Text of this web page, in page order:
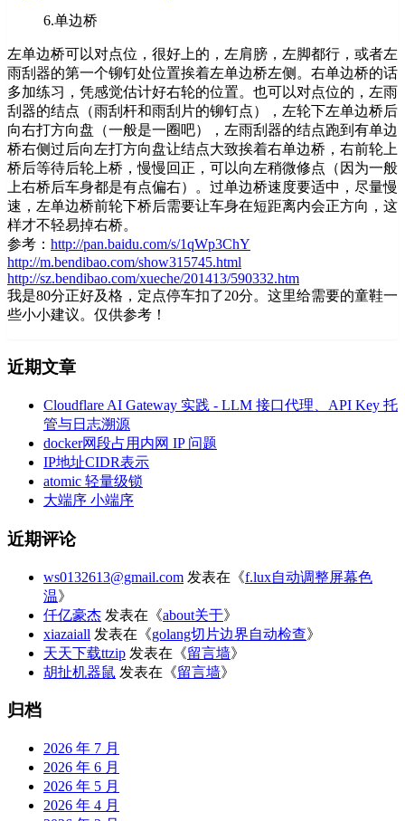
6.单边桥
左单边桥可以对点位，很好上的，左肩膀，左脚都行，或者左
雨刮器的第一个铆钉处位置挨着左单边桥左侧。右单边桥的话
多加练习，凭感觉估计好右轮的位置。也可以对点位的，左雨
刮器的结点（雨刮杆和雨刮片的铆钉点），左轮下左单边桥后
向右打方向盘（一般是一圈吧），左雨刮器的结点跑到有单边
桥右侧过后向左打方向盘让结点大致挨着右单边桥，右前轮上
桥后等待后轮上桥，慢慢回正，可以向左稍微修点（因为一般
上右桥后车身都是有点偏右）。过单边桥速度要适中，尽量慢
速，左单边桥前轮下桥后需要让车身在短距离内会正方向，这
样才不轻易掉右桥。
参考： http://pan.baidu.com/s/1qWp3ChY
http://m.bendibao.com/show315745.html
http://sz.bendibao.com/xueche/201413/590332.htm
我是80分正好及格，定点停车扣了20分。这里给需要的童鞋一
些小小建议。仅供参考！
近期文章
Cloudflare AI Gateway 实践 - LLM 接口代理、API Key 托
管与日志溯源
docker网段占用内网 IP 问题
IP地址CIDR表示
atomic 轻量级锁
大端序 小端序
近期评论
ws0132613@gmail.com 发表在《f.lux自动调整屏幕色
温》
仟亿豪杰 发表在《about关于》
xiazaiall 发表在《golang切片边界自动检查》
天天下载ttzip 发表在《留言墙》
胡扯机器鼠 发表在《留言墙》
归档
2026 年 7 月
2026 年 6 月
2026 年 5 月
2026 年 4 月